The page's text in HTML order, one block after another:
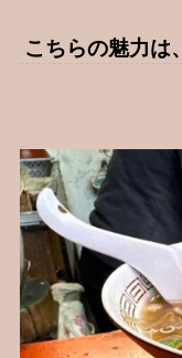
こちらの魅力は、